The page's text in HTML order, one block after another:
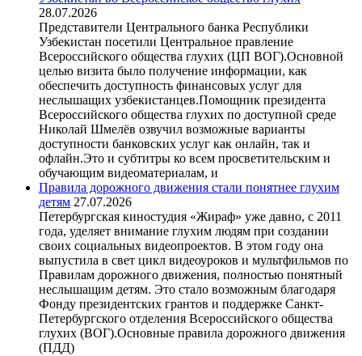
28.07.2026
Представители Центрального банка Республики
Узбекистан посетили Центральное правление
Всероссийского общества глухих (ЦП ВОГ).Основной
целью визита было получение информации, как
обеспечить доступность финансовых услуг для
неслышащих узбекистанцев.Помощник президента
Всероссийского общества глухих по доступной среде
Николай Шмелёв озвучил возможные варианты
доступности банковских услуг как онлайн, так и
офлайн.Это и субтитры ко всем просветительским и
обучающим видеоматериалам, и
Правила дорожного движения стали понятнее глухим
детям 27.07.2026
Петербургская киностудия «Жираф» уже давно, с 2011
года, уделяет внимание глухим людям при создании
своих социальных видеопроектов. В этом году она
выпустила в свет цикл видеоуроков и мультфильмов по
Правилам дорожного движения, полностью понятный
неслышащим детям. Это стало возможным благодаря
Фонду президентских грантов и поддержке Санкт-
Петербургского отделения Всероссийского общества
глухих (ВОГ).Основные правила дорожного движения
(ПДД)